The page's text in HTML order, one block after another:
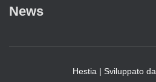
News
Hestia | Sviluppato da